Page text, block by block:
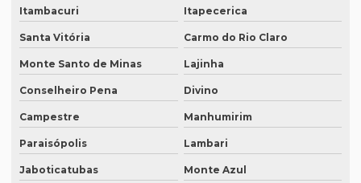
Intérprete de inglês em porto alegre
Intérprete de inglês português
Interprete de italiano profissional
Intérprete japonês português
Intérprete juramentado
Intérprete mandarim português
Itambacuri Itapecerica
Santa Vitória Carmo do Rio Claro
Monte Santo de Minas Lajinha
Conselheiro Pena Divino
Campestre Manhumirim
Paraisópolis Lambari
Jaboticatubas Monte Azul